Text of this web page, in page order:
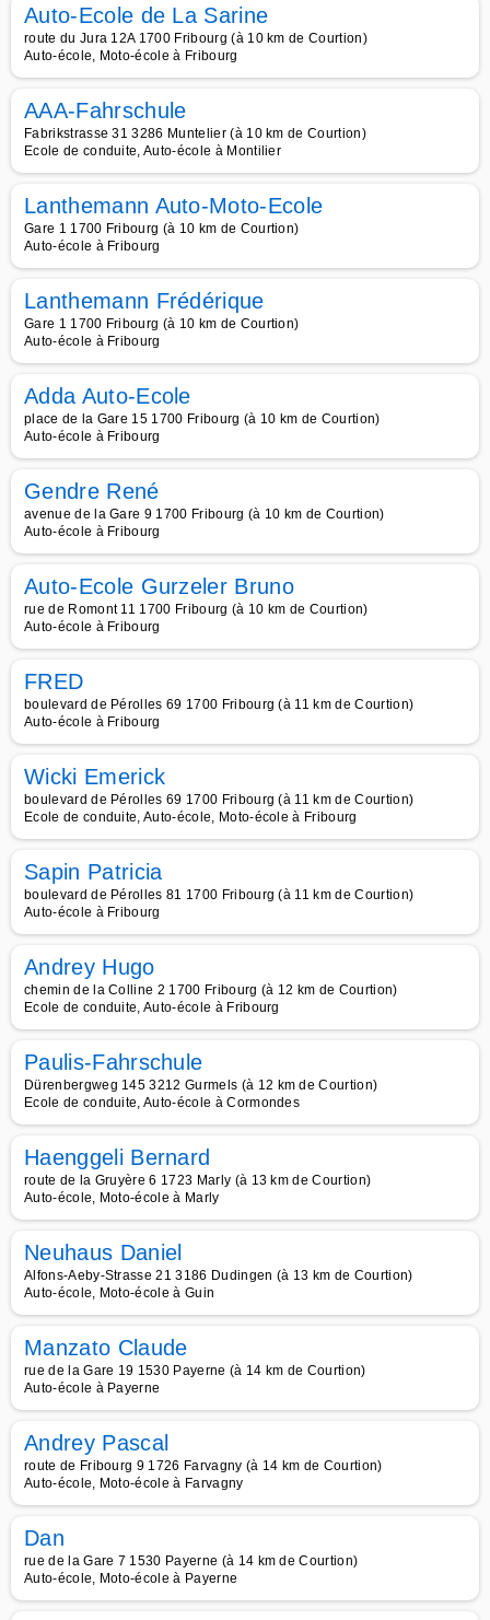
Auto-Ecole de La Sarine
route du Jura 12A 1700 Fribourg (à 10 km de Courtion)
Auto-école, Moto-école à Fribourg
AAA-Fahrschule
Fabrikstrasse 31 3286 Muntelier (à 10 km de Courtion)
Ecole de conduite, Auto-école à Montilier
Lanthemann Auto-Moto-Ecole
Gare 1 1700 Fribourg (à 10 km de Courtion)
Auto-école à Fribourg
Lanthemann Frédérique
Gare 1 1700 Fribourg (à 10 km de Courtion)
Auto-école à Fribourg
Adda Auto-Ecole
place de la Gare 15 1700 Fribourg (à 10 km de Courtion)
Auto-école à Fribourg
Gendre René
avenue de la Gare 9 1700 Fribourg (à 10 km de Courtion)
Auto-école à Fribourg
Auto-Ecole Gurzeler Bruno
rue de Romont 11 1700 Fribourg (à 10 km de Courtion)
Auto-école à Fribourg
FRED
boulevard de Pérolles 69 1700 Fribourg (à 11 km de Courtion)
Auto-école à Fribourg
Wicki Emerick
boulevard de Pérolles 69 1700 Fribourg (à 11 km de Courtion)
Ecole de conduite, Auto-école, Moto-école à Fribourg
Sapin Patricia
boulevard de Pérolles 81 1700 Fribourg (à 11 km de Courtion)
Auto-école à Fribourg
Andrey Hugo
chemin de la Colline 2 1700 Fribourg (à 12 km de Courtion)
Ecole de conduite, Auto-école à Fribourg
Paulis-Fahrschule
Dürenbergweg 145 3212 Gurmels (à 12 km de Courtion)
Ecole de conduite, Auto-école à Cormondes
Haenggeli Bernard
route de la Gruyère 6 1723 Marly (à 13 km de Courtion)
Auto-école, Moto-école à Marly
Neuhaus Daniel
Alfons-Aeby-Strasse 21 3186 Dudingen (à 13 km de Courtion)
Auto-école, Moto-école à Guin
Manzato Claude
rue de la Gare 19 1530 Payerne (à 14 km de Courtion)
Auto-école à Payerne
Andrey Pascal
route de Fribourg 9 1726 Farvagny (à 14 km de Courtion)
Auto-école, Moto-école à Farvagny
Dan
rue de la Gare 7 1530 Payerne (à 14 km de Courtion)
Auto-école, Moto-école à Payerne